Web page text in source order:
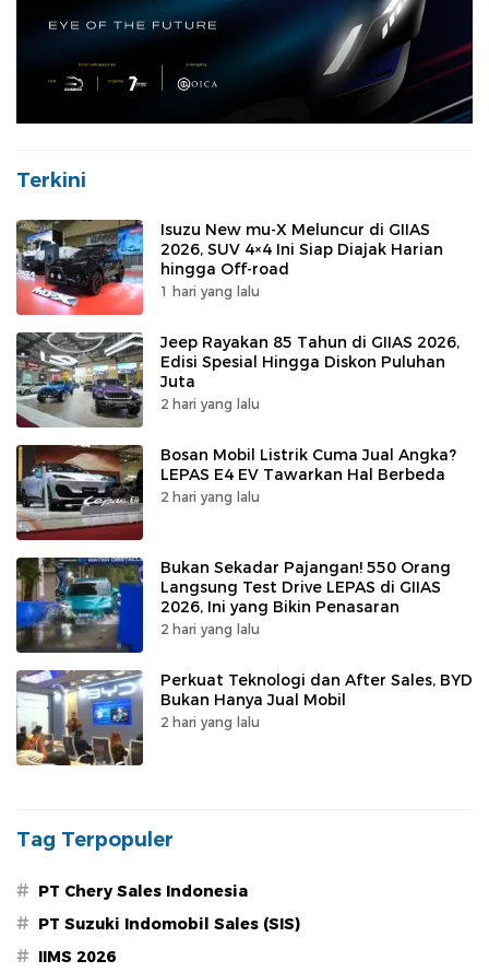
Terkini
Isuzu New mu-X Meluncur di GIIAS
2026, SUV 4×4 Ini Siap Diajak Harian
hingga Off-road
1 hari yang lalu
Jeep Rayakan 85 Tahun di GIIAS 2026,
Edisi Spesial Hingga Diskon Puluhan
Juta
2 hari yang lalu
Bosan Mobil Listrik Cuma Jual Angka?
LEPAS E4 EV Tawarkan Hal Berbeda
2 hari yang lalu
Bukan Sekadar Pajangan! 550 Orang
Langsung Test Drive LEPAS di GIIAS
2026, Ini yang Bikin Penasaran
2 hari yang lalu
Perkuat Teknologi dan After Sales, BYD
Bukan Hanya Jual Mobil
2 hari yang lalu
Tag Terpopuler
# PT Chery Sales Indonesia
# PT Suzuki Indomobil Sales (SIS)
# IIMS 2026